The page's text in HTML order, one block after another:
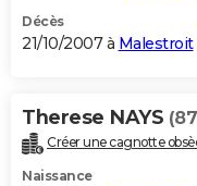
Décès
21/10/2007 à Malestroit
Therese NAYS
Créer une cagnotte
Naissance